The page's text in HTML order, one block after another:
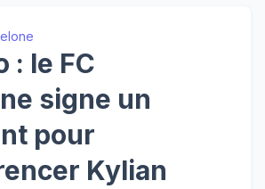
: le FC
signe un
pour
Kylian